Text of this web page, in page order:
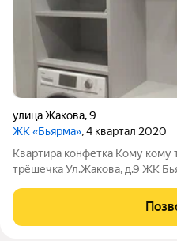
улица Жакова,9
ЖК «Бьярма», 4 квартал 2020
Квартира конфетка Кому кому
трёшечка Ул.Жакова, д.9 ЖК
материалов, выполнен по
технологиямПредусмотрено